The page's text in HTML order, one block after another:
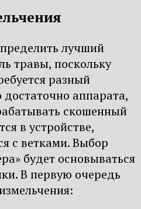
лучший
травы, поскольку
разный
аппарата,
скошенный
в устройстве,
с ветками. Выбор
будет основываться
В первую очередь